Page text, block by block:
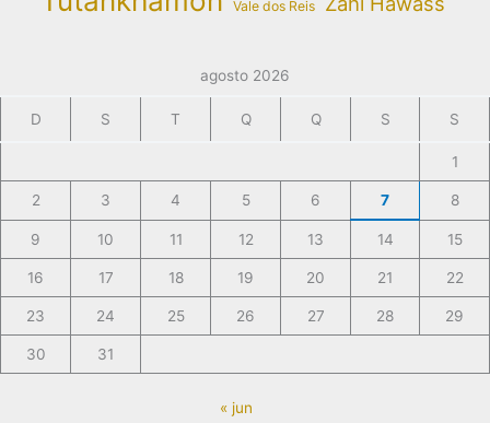
Vale dos Reis
agosto 2026
D S T Q Q S S
1
2 3 4 5 6 7 8
9 10 11 12 13 14 15
16 17 18 19 20 21 22
23 24 25 26 27 28 29
30 31
« jun